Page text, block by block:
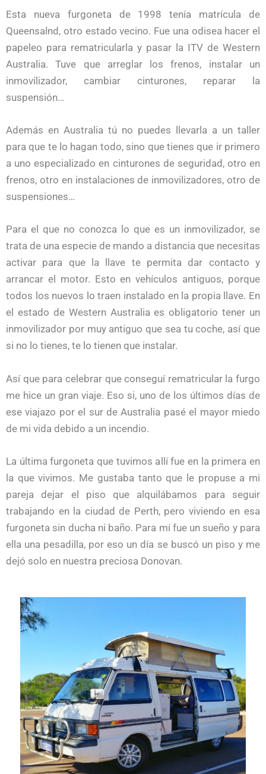
Esta nueva furgoneta de 1998 tenía matrícula de
Queensalnd, otro estado vecino. Fue una odisea hacer el
papeleo para rematricularla y pasar la ITV de Western
Australia. Tuve que arreglar los frenos, instalar un
inmovilizador, cambiar cinturones, reparar la
suspensión…
Además en Australia tú no puedes llevarla a un taller
para que te lo hagan todo, sino que tienes que ir primero
a uno especializado en cinturones de seguridad, otro en
frenos, otro en instalaciones de inmovilizadores, otro de
suspensiones…
Para el que no conozca lo que es un inmovilizador, se
trata de una especie de mando a distancia que necesitas
activar para que la llave te permita dar contacto y
arrancar el motor. Esto en vehículos antiguos, porque
todos los nuevos lo traen instalado en la propia llave. En
el estado de Western Australia es obligatorio tener un
inmovilizador por muy antiguo que sea tu coche, así que
si no lo tienes, te lo tienen que instalar.
Así que para celebrar que conseguí rematricular la furgo
me hice un gran viaje. Eso si, uno de los últimos días de
ese viajazo por el sur de Australia pasé el mayor miedo
de mi vida debido a un incendio.
La última furgoneta que tuvimos allí fue en la primera en
la que vivimos. Me gustaba tanto que le propuse a mi
pareja dejar el piso que alquilábamos para seguir
trabajando en la ciudad de Perth, pero viviendo en esa
furgoneta sin ducha ni baño. Para mí fue un sueño y para
ella una pesadilla, por eso un día se buscó un piso y me
dejó solo en nuestra preciosa Donovan.